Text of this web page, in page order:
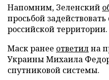
Напомним, Зеленский
просьбой
российской территории.
Маск ранее ответилна
Украины Михаила
спутниковой системы.